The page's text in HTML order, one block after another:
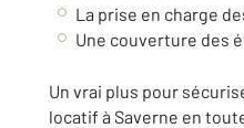
La prise en charge
Une couverture des
Un vrai plus pour
locatif à Saverne en